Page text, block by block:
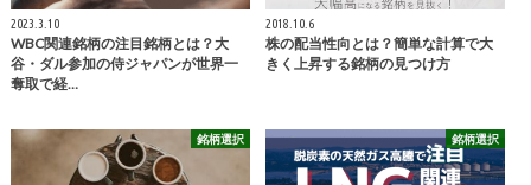
2023.3.10
WBC関連銘柄の注目銘柄とは？大
谷・ダル参加の侍ジャパンが世界一
奪取で経…
2018.10.6
株の配当性向とは？簡単な計算で大
きく上昇する銘柄の見つけ方
銘柄選択 銘柄選択